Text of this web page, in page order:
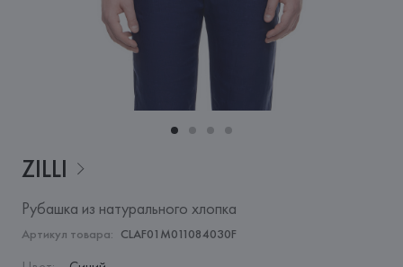
ZILLI
Рубашка из натурального хлопка
Артикул товара: CLAF01M011084030F